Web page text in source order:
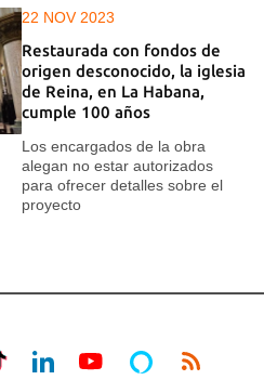
22 NOV 2023
Restaurada con fondos de
origen desconocido, la iglesia
de Reina, en La Habana,
cumple 100 años
Los encargados de la obra
alegan no estar autorizados
para ofrecer detalles sobre el
proyecto